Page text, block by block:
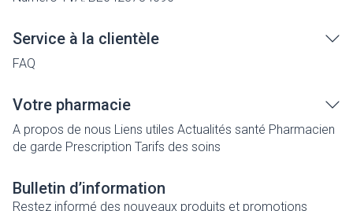
Service à la clientèle
FAQ
Votre pharmacie
A propos de nous Liens utiles Actualités santé Pharmacien
de garde Prescription Tarifs des soins
Bulletin d’information
Restez informé des nouveaux produits et promotions